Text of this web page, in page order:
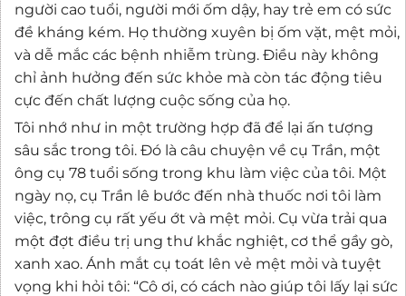
người cao tuổi, người mới ốm dậy, hay trẻ em có sức
đề kháng kém. Họ thường xuyên bị ốm vặt, mệt mỏi,
và dễ mắc các bệnh nhiễm trùng. Điều này không
chỉ ảnh hưởng đến sức khỏe mà còn tác động tiêu
cực đến chất lượng cuộc sống của họ.
Tôi nhớ như in một trường hợp đã để lại ấn tượng
sâu sắc trong tôi. Đó là câu chuyện về cụ Trần, một
ông cụ 78 tuổi sống trong khu làm việc của tôi. Một
ngày nọ, cụ Trần lê bước đến nhà thuốc nơi tôi làm
việc, trông cụ rất yếu ớt và mệt mỏi. Cụ vừa trải qua
một đợt điều trị ung thư khắc nghiệt, cơ thể gầy gò,
xanh xao. Ánh mắt cụ toát lên vẻ mệt mỏi và tuyệt
vọng khi hỏi tôi: “Cô ơi, có cách nào giúp tôi lấy lại sức